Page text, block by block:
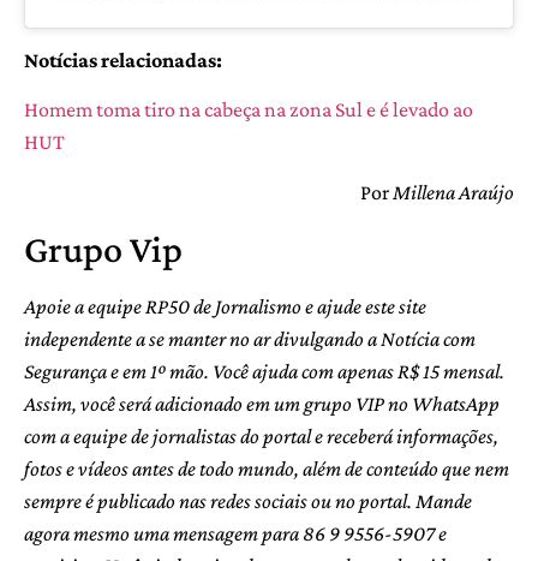
Notícias relacionadas:
Homem toma tiro na cabeça na zona Sul e é levado ao
HUT
Por Millena Araújo
Grupo Vip
Apoie a equipe RP50 de Jornalismo e ajude este site
independente a se manter no ar divulgando a Notícia com
Segurança e em 1º mão. Você ajuda com apenas R$ 15 mensal.
Assim, você será adicionado em um grupo VIP no WhatsApp
com a equipe de jornalistas do portal e receberá informações,
fotos e vídeos antes de todo mundo, além de conteúdo que nem
sempre é publicado nas redes sociais ou no portal. Mande
agora mesmo uma mensagem para 86 9 9556-5907 e